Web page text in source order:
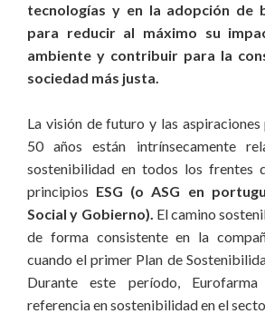
tecnologías y en la adopción de
para reducir al máximo su
ambiente y contribuir para la
sociedad más justa.
La visión de futuro y las
50 años están intrínsecamente
sostenibilidad en todos los frentes
principios ESG (o ASG en
Social y Gobierno). El camino
de forma consistente en la
cuando el primer Plan de
Durante este período,
referencia en sostenibilidad en el